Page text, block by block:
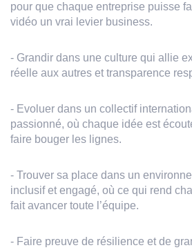
pour que chaque entreprise puisse
vidéo un vrai levier business.
- Grandir dans une culture qui allie
réelle aux autres et transparence
- Evoluer dans un collectif
passionné, où chaque idée est
faire bouger les lignes.
- Trouver sa place dans un
inclusif et engagé, où ce qui rend
fait avancer toute l’équipe.
- Faire preuve de résilience et de